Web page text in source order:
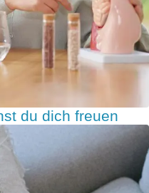
du dich freuen